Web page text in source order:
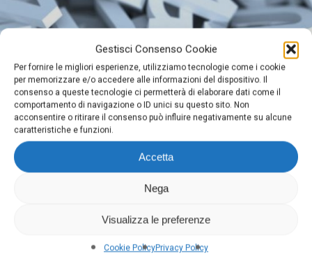
Gestisci Consenso Cookie
Per fornire le migliori esperienze, utilizziamo tecnologie come i cookie
per memorizzare e/o accedere alle informazioni del dispositivo. Il
consenso a queste tecnologie ci permetterà di elaborare dati come il
comportamento di navigazione o ID unici su questo sito. Non
acconsentire o ritirare il consenso può influire negativamente su alcune
caratteristiche e funzioni.
Accetta
Nega
Visualizza le preferenze
Cookie PolicyPrivacy Policy
30 PAROLE PER TITOLI PIÙ CREATIVI